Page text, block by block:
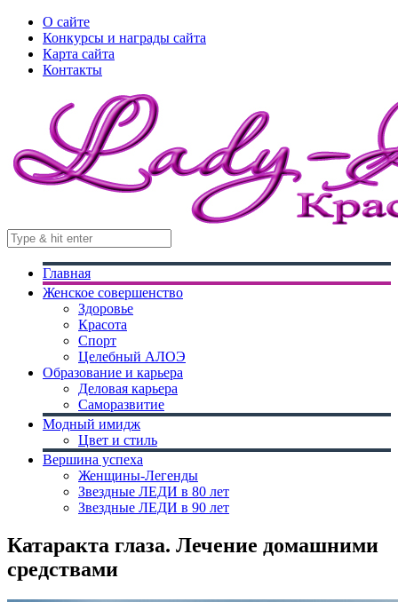
О сайте
Конкурсы и награды сайта
Карта сайта
Контакты
Главная
Женское совершенство
Здоровье
Красота
Спорт
Целебный АЛОЭ
Образование и карьера
Деловая карьера
Саморазвитие
Модный имидж
Цвет и стиль
Вершина успеха
Женщины-Легенды
Звездные ЛЕДИ в 80 лет
Звездные ЛЕДИ в 90 лет
Катаракта глаза. Лечение домашними
средствами